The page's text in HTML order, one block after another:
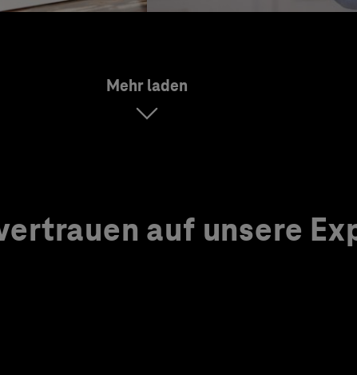
Mehr laden
auf unsere